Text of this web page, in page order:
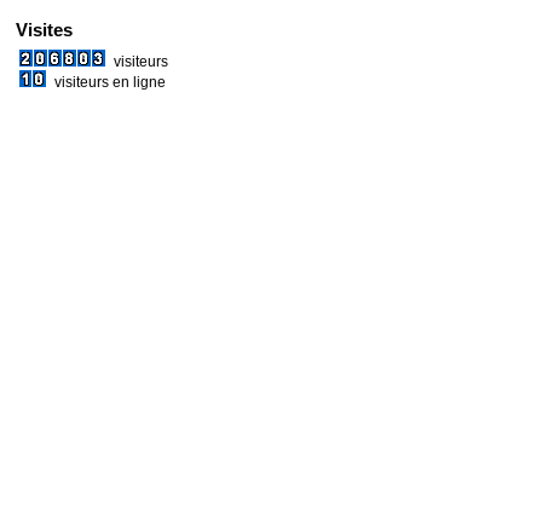
Visites
visiteurs
visiteurs en ligne